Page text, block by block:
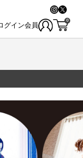
会員
0